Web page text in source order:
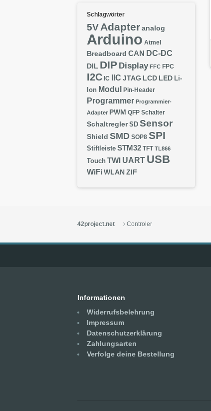
Schlagwörter
5VAdapter analog
Arduino Atmel
Breadboard CAN DC-DC
DIL DIP Display FFC FPC
I2C IC IIC JTAG LCD LED Li-
Ion Modul Pin-Header
Programmer Programmier-
Adapter PWM QFP Schalter
Schaltregler SD Sensor
Shield SMD SOP8 SPI
Stiftleiste STM32 TFT TL866
Touch TWI UART USB
WiFi WLAN ZIF
42project.net Controler
Informationen
Widerrufsbelehrung
Impressum
Datenschutzerklärung
Zahlungsarten
Verfolge deine Bestellung